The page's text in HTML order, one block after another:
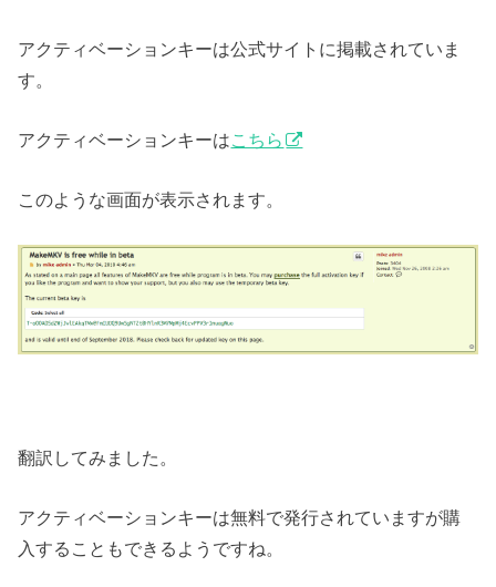
アクティベーションキーは公式サイトに掲載されていま
す。
アクティベーションキーはこちら
このような画面が表示されます。
翻訳してみました。
アクティベーションキーは無料で発行されていますが購
入することもできるようですね。